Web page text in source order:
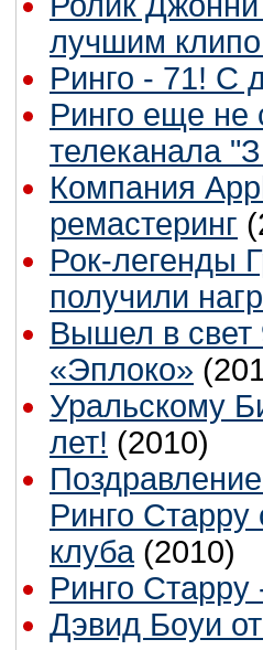
лучшим
Ринго - 71! С
Ринго еще не
телеканала
Компания
ремастеринг
Рок-легенды
получили
Вышел в свет
«Эплоко»
Уральскому
лет! (2010)
Ринго Старру
клуба (2010)
Ринго Старру
Дэвид Боуи